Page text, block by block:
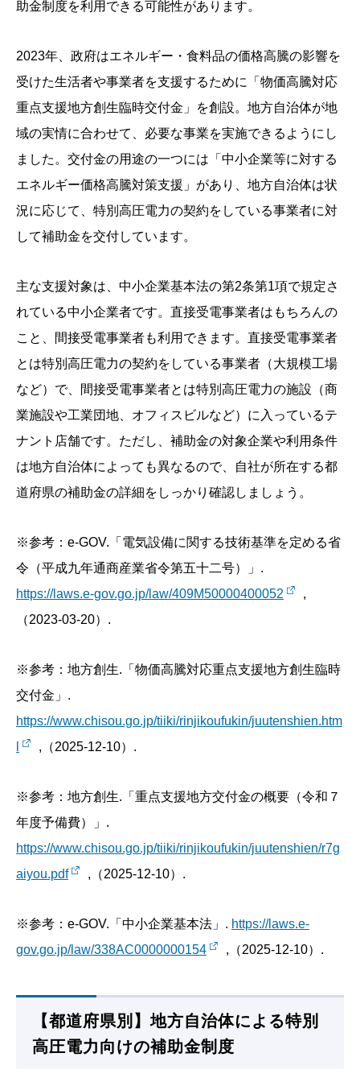
助金制度を利用できる可能性があります。
2023年、政府はエネルギー・食料品の価格高騰の影響を
受けた生活者や事業者を支援するために「物価高騰対応
重点支援地方創生臨時交付金」を創設。地方自治体が地
域の実情に合わせて、必要な事業を実施できるようにし
ました。交付金の用途の一つには「中小企業等に対する
エネルギー価格高騰対策支援」があり、地方自治体は状
況に応じて、特別高圧電力の契約をしている事業者に対
して補助金を交付しています。
主な支援対象は、中小企業基本法の第2条第1項で規定さ
れている中小企業者です。直接受電事業者はもちろんの
こと、間接受電事業者も利用できます。直接受電事業者
とは特別高圧電力の契約をしている事業者（大規模工場
など）で、間接受電事業者とは特別高圧電力の施設（商
業施設や工業団地、オフィスビルなど）に入っているテ
ナント店舗です。ただし、補助金の対象企業や利用条件
は地方自治体によっても異なるので、自社が所在する都
道府県の補助金の詳細をしっかり確認しましょう。
※参考：e-GOV.「電気設備に関する技術基準を定める省
令（平成九年通商産業省令第五十二号）」.
https://laws.e-gov.go.jp/law/409M50000400052
,
（2023-03-20）.
※参考：地方創生.「物価高騰対応重点支援地方創生臨時
交付金」.
https://www.chisou.go.jp/tiiki/rinjikoufukin/juutenshien.htm
,（2025-12-10）.
※参考：地方創生.「重点支援地方交付金の概要（令和７
年度予備費）」.
https://www.chisou.go.jp/tiiki/rinjikoufukin/juutenshien/r7g
aiyou.pdf
,（2025-12-10）.
※参考：e-GOV.「中小企業基本法」. https://laws.e-
gov.go.jp/law/338AC0000000154
,（2025-12-10）.
【都道府県別】地方自治体による特別
高圧電力向けの補助金制度